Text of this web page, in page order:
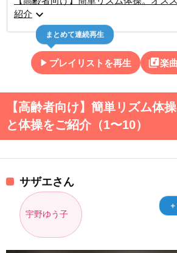
紹介 expand_more
play_arrow プレイリストを再生
まとめて連続再生
library_music楽
【高齢者向け】簡単リズム体
と体操をご紹介（1〜10）
サザエさん
宇野ゆう子